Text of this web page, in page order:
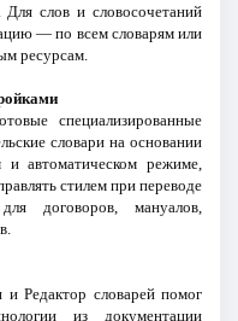
слов и словосочетаний
— по всем словарям или
ресурсам.
специализированные
словари на основании
и автоматическом режиме,
стилем при переводе
договоров, мануалов,
Редактор словарей помог
из документации